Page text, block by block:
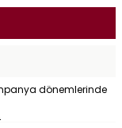
dönemlerinde